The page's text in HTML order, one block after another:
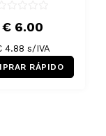
€ 6.00
4.88 s/IVA
RÁPIDO